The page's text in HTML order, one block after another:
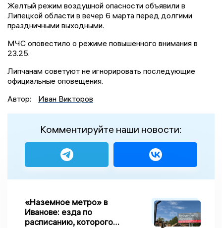
Желтый режим воздушной опасности объявили в
Липецкой области в вечер 6 марта перед долгими
праздничными выходными.
МЧС оповестило о режиме повышенного внимания в
23.25.
Липчанам советуют не игнорировать последующие
официальные оповещения.
Автор:
Иван Викторов
Комментируйте наши новости:
«Наземное метро» в
Иванове: езда по
расписанию, которого